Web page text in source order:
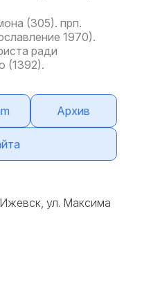
(305). прп.
1970).
ради
(1392).
Архив
ул. Максима